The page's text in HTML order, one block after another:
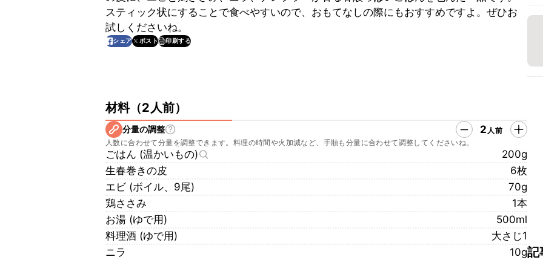
スティック状にすることで食べやすいので、おもてなしの際にもおすすめですよ。ぜひお
試しくださいね。
シェア ポスト 印刷する
材料（2人前）
分量の調整 2 人前
人数に合わせて分量を調整できます。料理の時間や火加減など、手順も分量に合わせて調整してくださいね。
ごはん (温かいもの)
200g
生春巻きの皮
6枚
エビ (ボイル、9尾)
70g
鶏ささみ
1本
お湯 (ゆで用)
500ml
料理酒 (ゆで用)
大さじ1
ニラ
10g記